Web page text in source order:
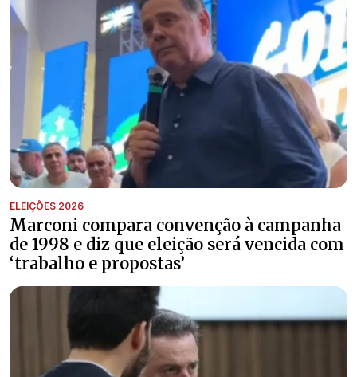
ELEIÇÕES 2026
Marconi compara convenção à campanha
de 1998 e diz que eleição será vencida com
‘trabalho e propostas’